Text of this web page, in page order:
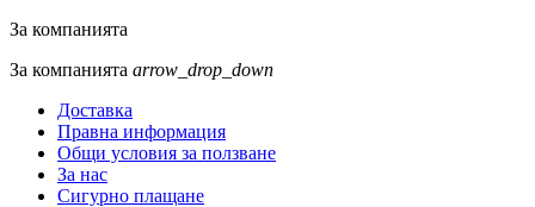
За компанията
За компанията arrow_drop_down
Доставка
Правна информация
Общи условия за ползване
За нас
Сигурно плащане